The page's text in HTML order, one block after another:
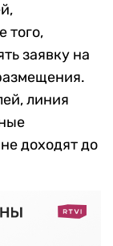
того,
заявку на
линия
доходят до